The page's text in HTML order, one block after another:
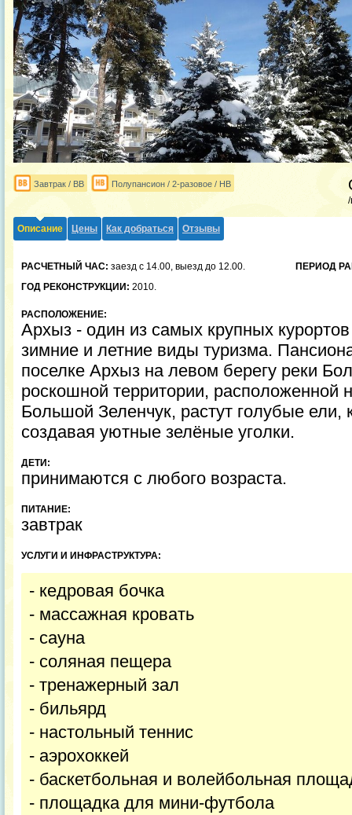
Завтрак / BB Полупансион / 2-разовое / HB
Описание Цены Как добраться Отзывы
РАСЧЕТНЫЙ ЧАС: заезд с 14.00, выезд до 12.00.
ПЕРИОД
ГОД РЕКОНСТРУКЦИИ: 2010.
РАСПОЛОЖЕНИЕ:
Архыз - один из самых крупных
зимние и летние виды туризма.
поселке Архыз на левом берегу реки
роскошной территории, расположенной
Большой Зеленчук, растут голубые ели,
создавая уютные зелёные уголки.
ДЕТИ:
принимаются с любого возраста.
ПИТАНИЕ:
завтрак
УСЛУГИ И ИНФРАСТРУКТУРА:
- кедровая бочка
- массажная кровать
- сауна
- соляная пещера
- тренажерный зал
- бильярд
- настольный теннис
- аэрохоккей
- баскетбольная и волейбольная
- площадка для мини-футбола